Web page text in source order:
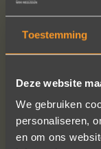
Toestemming
Deze website
We gebruiken
personaliseren,
en om ons